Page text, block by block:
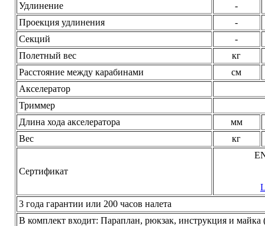
Удлинение
-
Проекция удлинения
-
Секций
-
Полетный вес
кг
Расстояние между карабинами
см
Акселератор
Триммер
Длина хода акселератора
мм
Вес
кг
Сертификат
3 года гарантии или 200 часов налета
В комплект входит: Параплан, рюкзак, инструкция и майка